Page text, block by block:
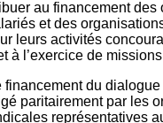
au financement des
et des
leurs activités
à l’exercice de
financement du
paritairement par les
représentatives